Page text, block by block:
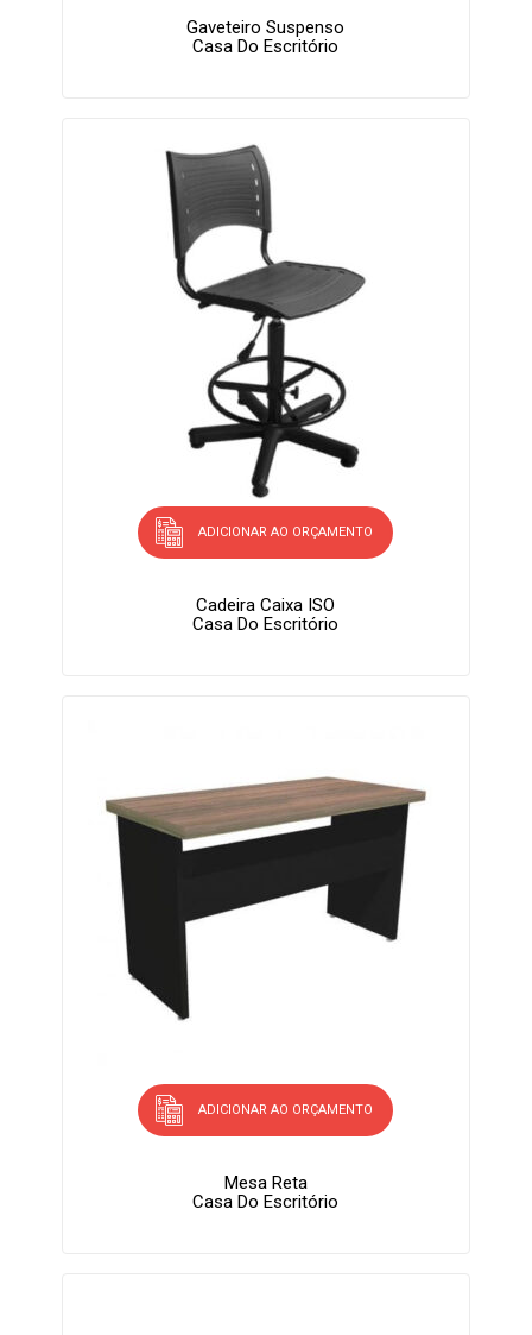
Gaveteiro Suspenso
Casa Do Escritório
ADICIONAR AO ORÇAMENTO
Cadeira Caixa ISO
Casa Do Escritório
ADICIONAR AO ORÇAMENTO
Mesa Reta
Casa Do Escritório